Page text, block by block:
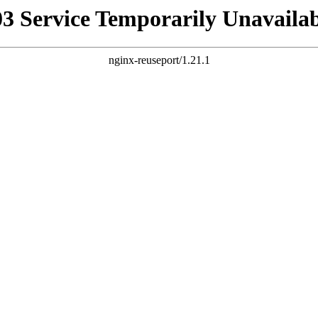
Service Temporarily
nginx-reuseport/1.21.1